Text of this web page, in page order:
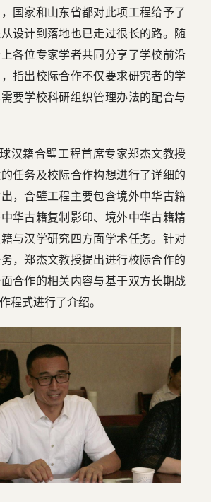
国家和山东省都对此项工程给予了
设计到落地也已走过很长的路。随
各位专家学者共同分享了学校前沿
指出校际合作不仅要求研究者的学
要学校科研组织管理办法的配合与
汉籍合璧工程首席专家郑杰文教授
任务及校际合作构想进行了详细的
，合璧工程主要包含境外中华古籍
华古籍复制影印、境外中华古籍精
与汉学研究四方面学术任务。针对
，郑杰文教授提出进行校际合作的
合作的相关内容与基于双方长期战
程式进行了介绍。